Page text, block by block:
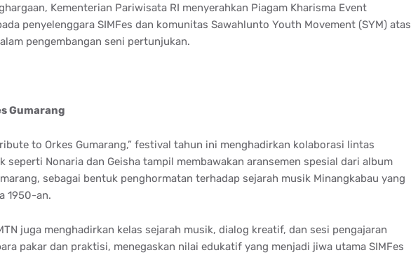
Kementerian Pariwisata RI menyerahkan Piagam Kharisma Event
penyelenggara SIMFes dan komunitas Sawahlunto Youth Movement (SYM) atas
pengembangan seni pertunjukan.
Gumarang
to Orkes Gumarang,” festival tahun ini menghadirkan kolaborasi lintas
seperti Nonaria dan Geisha tampil membawakan aransemen spesial dari album
sebagai bentuk penghormatan terhadap sejarah musik Minangkabau yang
1950-an.
juga menghadirkan kelas sejarah musik, dialog kreatif, dan sesi pengajaran
pakar dan praktisi, menegaskan nilai edukatif yang menjadi jiwa utama SIMFes